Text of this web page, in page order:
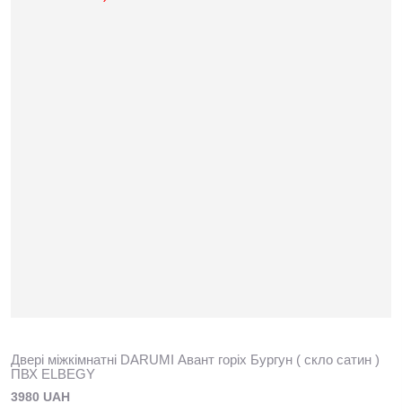
Двері міжкімнатні DARUMI Авант горіх Бургун ( скло сатин )
ПВХ ELBEGY
3980 UAH